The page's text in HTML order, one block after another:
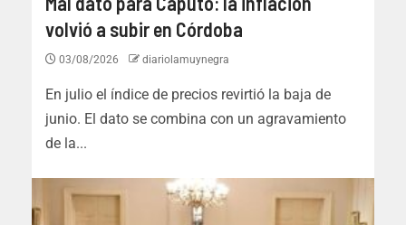
volvió a subir en Córdoba
03/08/2026 diariolamuynegra
En julio el índice de precios revirtió la baja de
junio. El dato se combina con un agravamiento
de la...